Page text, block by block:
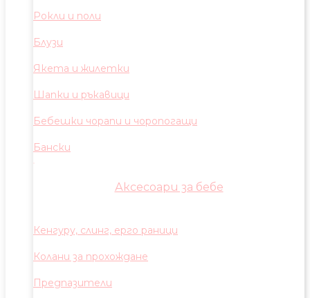
Рокли и поли
Блузи
Якета и жилетки
Шапки и ръкавици
Бебешки чорапи и чоропогащи
Бански
Аксесоари за бебе
Кенгуру, слинг, ерго раници
Колани за прохождане
Предпазители